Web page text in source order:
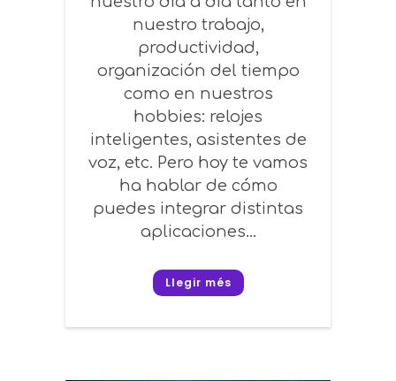
nuestro trabajo,
productividad,
organización del tiempo
como en nuestros
hobbies: relojes
inteligentes, asistentes de
voz, etc. Pero hoy te vamos
ha hablar de cómo
puedes integrar distintas
aplicaciones...
Llegir més